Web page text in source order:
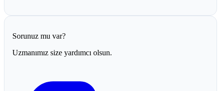
Sorunuz mu var?
Uzmanımız size yardımcı olsun.